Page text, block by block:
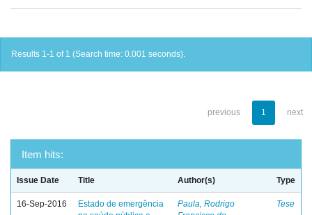
Results 1-1 of 1 (Search time: 0.001 seconds).
previous 1 next
Item hits:
Issue Date Title Author(s) Type
16-Sep-2016
Estado de emergência
Paula, Rodrigo
Tese